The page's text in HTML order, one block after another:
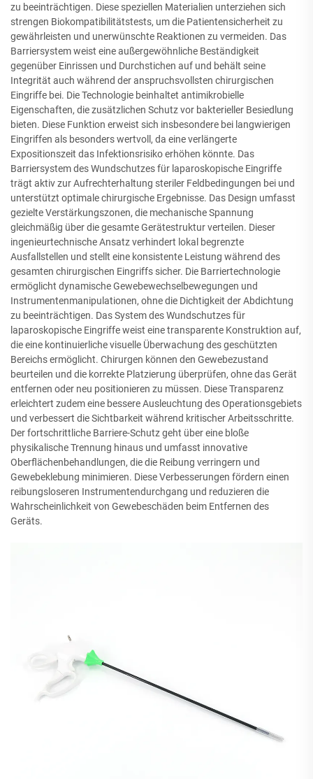
zu beeinträchtigen. Diese speziellen Materialien unterziehen sich
strengen Biokompatibilitätstests, um die Patientensicherheit zu
gewährleisten und unerwünschte Reaktionen zu vermeiden. Das
Barriersystem weist eine außergewöhnliche Beständigkeit
gegenüber Einrissen und Durchstichen auf und behält seine
Integrität auch während der anspruchsvollsten chirurgischen
Eingriffe bei. Die Technologie beinhaltet antimikrobielle
Eigenschaften, die zusätzlichen Schutz vor bakterieller Besiedlung
bieten. Diese Funktion erweist sich insbesondere bei langwierigen
Eingriffen als besonders wertvoll, da eine verlängerte
Expositionszeit das Infektionsrisiko erhöhen könnte. Das
Barriersystem des Wundschutzes für laparoskopische Eingriffe
trägt aktiv zur Aufrechterhaltung steriler Feldbedingungen bei und
unterstützt optimale chirurgische Ergebnisse. Das Design umfasst
gezielte Verstärkungszonen, die mechanische Spannung
gleichmäßig über die gesamte Gerätestruktur verteilen. Dieser
ingenieurtechnische Ansatz verhindert lokal begrenzte
Ausfallstellen und stellt eine konsistente Leistung während des
gesamten chirurgischen Eingriffs sicher. Die Barriertechnologie
ermöglicht dynamische Gewebewechselbewegungen und
Instrumentenmanipulationen, ohne die Dichtigkeit der Abdichtung
zu beeinträchtigen. Das System des Wundschutzes für
laparoskopische Eingriffe weist eine transparente Konstruktion auf,
die eine kontinuierliche visuelle Überwachung des geschützten
Bereichs ermöglicht. Chirurgen können den Gewebezustand
beurteilen und die korrekte Platzierung überprüfen, ohne das Gerät
entfernen oder neu positionieren zu müssen. Diese Transparenz
erleichtert zudem eine bessere Ausleuchtung des Operationsgebiets
und verbessert die Sichtbarkeit während kritischer Arbeitsschritte.
Der fortschrittliche Barriere-Schutz geht über eine bloße
physikalische Trennung hinaus und umfasst innovative
Oberflächenbehandlungen, die die Reibung verringern und
Gewebeklebung minimieren. Diese Verbesserungen fördern einen
reibungsloseren Instrumentendurchgang und reduzieren die
Wahrscheinlichkeit von Gewebeschäden beim Entfernen des
Geräts.